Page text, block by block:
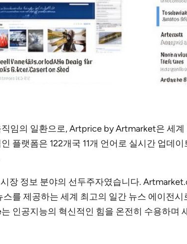
임의 일환으로, Artprice by Artmarket은 세
플랫폼은 122개국 11개 언어로 실시간 업데
장 정보 분야의 선두주자였습니다.
를 제공하는 세계 최고의 일간 뉴스 에이전
인공지능의 혁신적인 힘을 온전히 수용하며